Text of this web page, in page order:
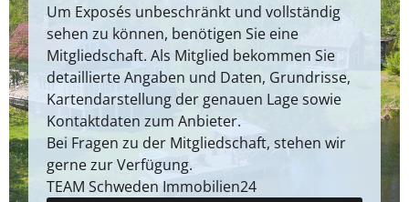
Um Exposés unbeschränkt und vollständig
sehen zu können, benötigen Sie eine
Mitgliedschaft. Als Mitglied bekommen Sie
detaillierte Angaben und Daten, Grundrisse,
Kartendarstellung der genauen Lage sowie
Kontaktdaten zum Anbieter.
Bei Fragen zu der Mitgliedschaft, stehen wir
gerne zur Verfügung.
TEAM Schweden Immobilien24